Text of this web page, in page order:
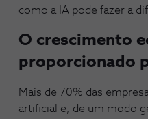
como a IA pode fazer a
O crescimento
proporcionado
Mais de 70% das
artificial e, de um modo